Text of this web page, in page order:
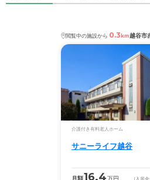
閲覧中の施設から 0.3km越谷市
介護付き有料老人ホーム
サニーライフ越谷
16.4 (入居金